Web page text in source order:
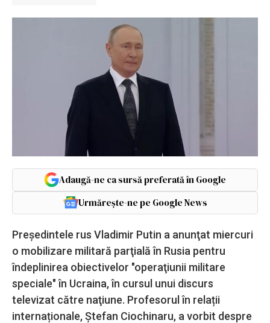
Adaugă-ne ca sursă preferată în Google
Urmărește-ne pe Google News
Preşedintele rus Vladimir Putin a anunţat miercuri
o mobilizare militară parţială în Rusia pentru
îndeplinirea obiectivelor "operaţiunii militare
speciale" în Ucraina, în cursul unui discurs
televizat către naţiune. Profesorul în relații
internaționale, Ștefan Ciochinaru, a vorbit despre